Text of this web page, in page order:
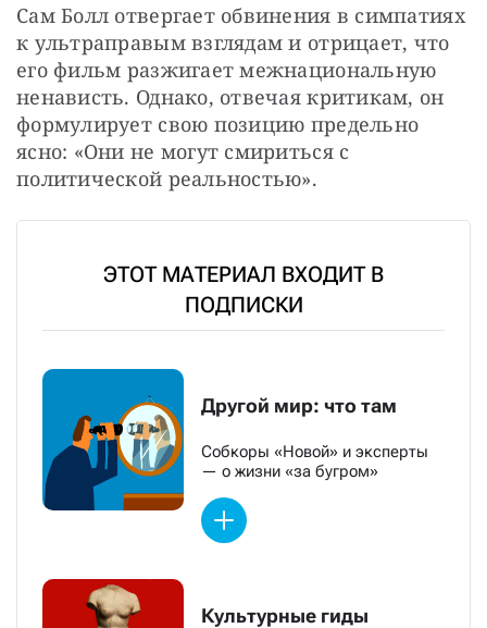
Сам Болл отвергает обвинения в симпатиях
к ультраправым взглядам и отрицает, что
его фильм разжигает межнациональную
ненависть. Однако, отвечая критикам, он
формулирует свою позицию предельно
ясно: «Они не могут смириться с
политической реальностью».
ЭТОТ МАТЕРИАЛ ВХОДИТ В
ПОДПИСКИ
Другой мир: что там
Собкоры «Новой» и эксперты
— о жизни «за бугром»
Культурные гиды